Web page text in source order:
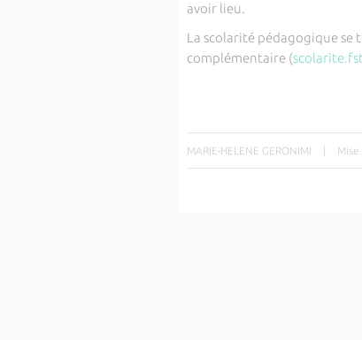
avoir lieu.
La scolarité pédagogique
complémentaire (
MARIE-HELENE GERONIMI |